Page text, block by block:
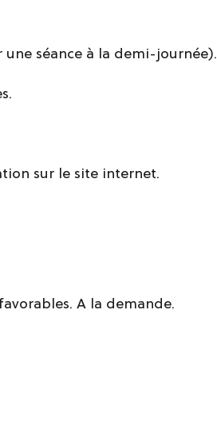
séance à la demi-journée).
sur le site internet.
A la demande.